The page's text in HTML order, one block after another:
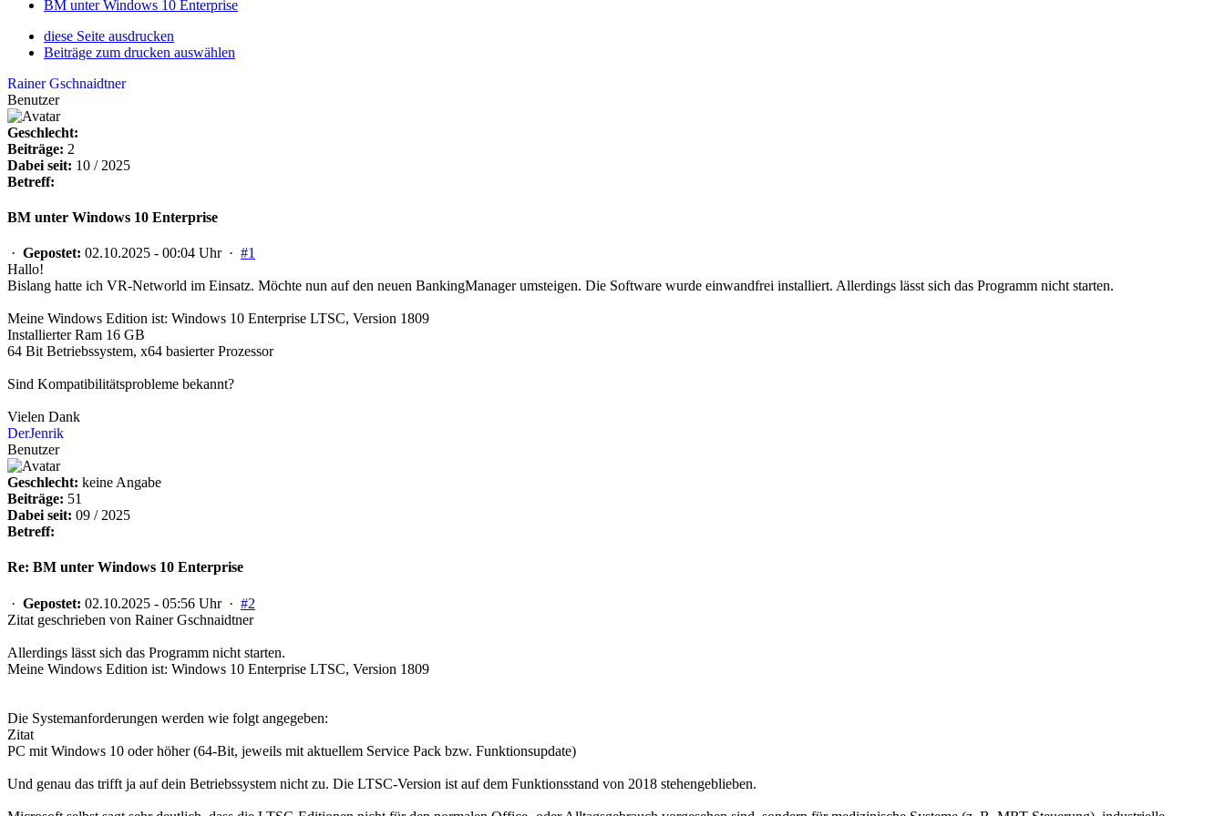
BM unter Windows 10 Enterprise
diese Seite ausdrucken
Beiträge zum drucken auswählen
Rainer Gschnaidtner
Benutzer
Geschlecht:
Beiträge: 2
Dabei seit: 10 / 2025
Betreff:
BM unter Windows 10 Enterprise
· Gepostet: 02.10.2025 - 00:04 Uhr · #1
Hallo!
Bislang hatte ich VR-Networld im Einsatz. Möchte nun auf den neuen BankingManager umsteigen. Die Software wurde einwandfrei installiert. Allerdings lässt sich das Programm nicht starten.
Meine Windows Edition ist: Windows 10 Enterprise LTSC, Version 1809
Installierter Ram 16 GB
64 Bit Betriebssystem, x64 basierter Prozessor
Sind Kompatibilitätsprobleme bekannt?
Vielen Dank
DerJenrik
Benutzer
Geschlecht: keine Angabe
Beiträge: 51
Dabei seit: 09 / 2025
Betreff:
Re: BM unter Windows 10 Enterprise
· Gepostet: 02.10.2025 - 05:56 Uhr · #2
Zitat geschrieben von Rainer Gschnaidtner
Allerdings lässt sich das Programm nicht starten.
Meine Windows Edition ist: Windows 10 Enterprise LTSC, Version 1809
Die Systemanforderungen werden wie folgt angegeben:
Zitat
PC mit Windows 10 oder höher (64-Bit, jeweils mit aktuellem Service Pack bzw. Funktionsupdate)
Und genau das trifft ja auf dein Betriebssystem nicht zu. Die LTSC-Version ist auf dem Funktionsstand von 2018 stehengeblieben.